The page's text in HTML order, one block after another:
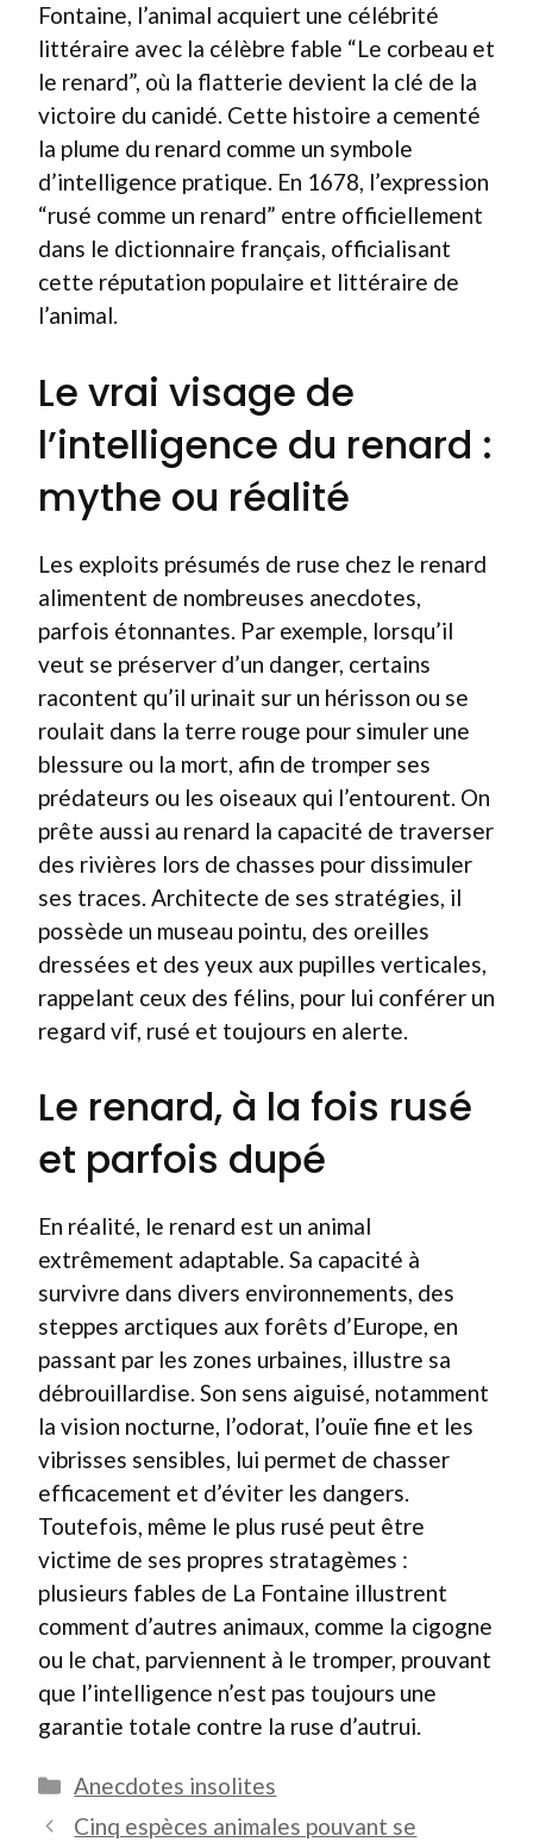
Fontaine, l’animal acquiert une célébrité
littéraire avec la célèbre fable “Le corbeau et
le renard”, où la flatterie devient la clé de la
victoire du canidé. Cette histoire a cementé
la plume du renard comme un symbole
d’intelligence pratique. En 1678, l’expression
“rusé comme un renard” entre officiellement
dans le dictionnaire français, officialisant
cette réputation populaire et littéraire de
l’animal.
Le vrai visage de
l’intelligence du renard :
mythe ou réalité
Les exploits présumés de ruse chez le renard
alimentent de nombreuses anecdotes,
parfois étonnantes. Par exemple, lorsqu’il
veut se préserver d’un danger, certains
racontent qu’il urinait sur un hérisson ou se
roulait dans la terre rouge pour simuler une
blessure ou la mort, afin de tromper ses
prédateurs ou les oiseaux qui l’entourent. On
prête aussi au renard la capacité de traverser
des rivières lors de chasses pour dissimuler
ses traces. Architecte de ses stratégies, il
possède un museau pointu, des oreilles
dressées et des yeux aux pupilles verticales,
rappelant ceux des félins, pour lui conférer un
regard vif, rusé et toujours en alerte.
Le renard, à la fois rusé
et parfois dupé
En réalité, le renard est un animal
extrêmement adaptable. Sa capacité à
survivre dans divers environnements, des
steppes arctiques aux forêts d’Europe, en
passant par les zones urbaines, illustre sa
débrouillardise. Son sens aiguisé, notamment
la vision nocturne, l’odorat, l’ouïe fine et les
vibrisses sensibles, lui permet de chasser
efficacement et d’éviter les dangers.
Toutefois, même le plus rusé peut être
victime de ses propres stratagèmes :
plusieurs fables de La Fontaine illustrent
comment d’autres animaux, comme la cigogne
ou le chat, parviennent à le tromper, prouvant
que l’intelligence n’est pas toujours une
garantie totale contre la ruse d’autrui.
Catégories
Anecdotes insolites
Cinq espèces animales pouvant se